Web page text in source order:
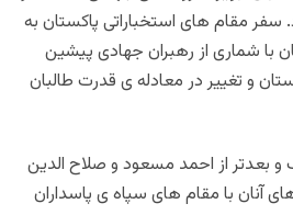
سفر مقام های استخباراتی پاکستان به
با شماری از رهبران جهادی پیشین
و تغییر در معادله ی قدرت طالبان
و بعدتر از احمد مسعود و صلاح الدین
آنان با مقام های سپاه ی پاسداران